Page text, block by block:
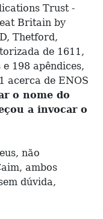
Trust -
Britain by
Thetford,
de 1611,
198 apêndices,
acerca de ENOS
o nome do
a invocar o
não
ambos
dúvida,